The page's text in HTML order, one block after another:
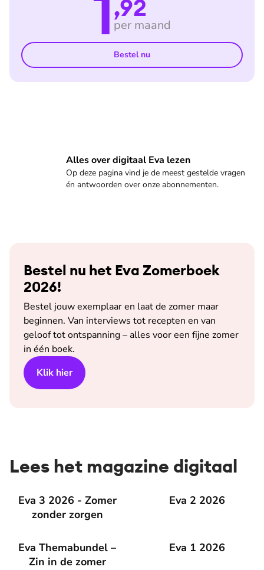
,92
per maand
Bestel nu
Alles over digitaal Eva lezen
Op deze pagina vind je de meest gestelde vragen
én antwoorden over onze abonnementen.
Veelgestelde vragen
Bestel nu het Eva Zomerboek
2026!
Bestel jouw exemplaar en laat de zomer maar
beginnen. Van interviews tot recepten en van
geloof tot ontspanning – alles voor een fijne zomer
in één boek.
Klik hier
Lees het magazine digitaal
Eva 3 2026 - Zomer
zonder zorgen
Eva 3 2026 - Zomer zonder zorgen Eva 2 2026
Eva 2 2026
Eva Themabundel –
Zin in de zomer
Eva Themabundel – Zin in de zomer Eva 1 2026
Eva 1 2026